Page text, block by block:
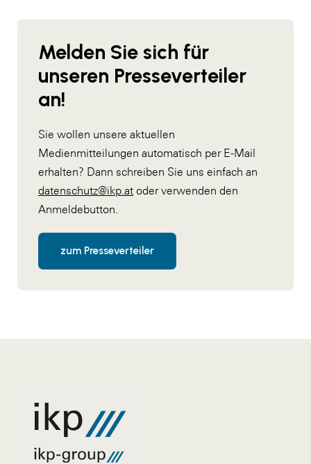
Melden Sie sich für
unseren Presseverteiler
an!
Sie wollen unsere aktuellen
Medienmitteilungen automatisch per E-Mail
erhalten? Dann schreiben Sie uns einfach an
datenschutz@ikp.at oder verwenden den
Anmeldebutton.
zum Presseverteiler